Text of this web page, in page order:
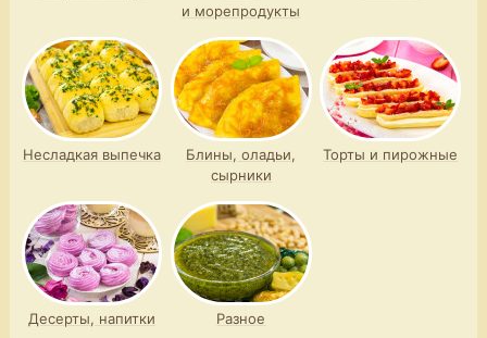
и морепродукты
Несладкая выпечка
Блины, оладьи,
сырники
Торты и пирожные
Десерты, напитки Разное